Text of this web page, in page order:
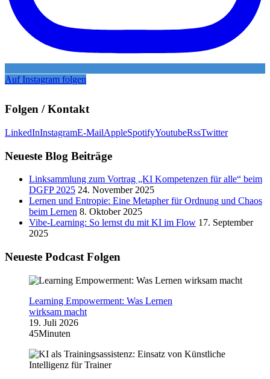
Auf Instagram folgen
Folgen / Kontakt
LinkedInInstagramE-MailAppleSpotifyYoutubeRssTwitter
Neueste Blog Beiträge
Linksammlung zum Vortrag „KI Kompetenzen für alle“ beim
DGFP 2025 24. November 2025
Lernen und Entropie: Eine Metapher für Ordnung und Chaos
beim Lernen 8. Oktober 2025
Vibe-Learning: So lernst du mit KI im Flow 17. September
2025
Neueste Podcast Folgen
Learning Empowerment: Was Lernen
wirksam macht
19. Juli 2026
45Minuten